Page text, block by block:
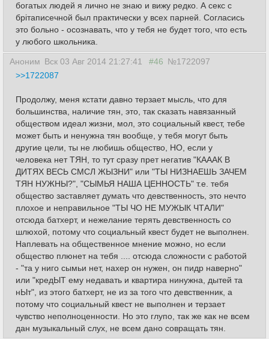
богатых людей я лично не знаю и вижу редко. А секс с
бpiтaписечной был практически у всех парней. Согласись
это больно - осознавать, что у тебя не будет того, что есть
у любого школьника.
Аноним Вск 03 Авг 2014 21:27:41 #46 №1722097
>>1722087
Продолжу, меня кстати давно терзает мысль, что для
большинства, наличие тян, это, так сказать навязанный
обществом идеал жизни, мол, это социальный квест, тебе
может быть и ненужна тян вообще, у тебя могут быть
другие цели, ты не любишь общество, НО, если у
человека нет ТЯН, то тут сразу прет негатив "КАААК В
ДИТЯХ ВЕСЬ СМСЛ ЖЫЗНИ" или "ТЫ НИЗНАЕШЬ ЗАЧЕМ
ТЯН НУЖНЫ?", "СЫМЬЯ НАША ЦЕННОСТЬ" т.е. тебя
общество заставляет думать что девственность, это нечто
плохое и неправильное "ТЫ ЧО НЕ МУЖЫК ЧТАЛИ"
отсюда батхерт, и нежелание терять девственность со
шлюхой, потому что социальный квест будет не выполнен.
Наплевать на общественное мнение можно, но если
общество плюнет на тебя .... отсюда сложности с работой
- "та у ниго сымьи нет, нахер он нужен, он пидр наверно"
или "кредЫТ ему недавать и квартира нинужна, дытей та
нЫт", из этого батхерт, не из за того что девственник, а
потому что социальный квест не выполнен и терзает
чувство неполноценности. Но это глупо, так же как не всем
дан музыкальный слух, не всем дано совращать тян.